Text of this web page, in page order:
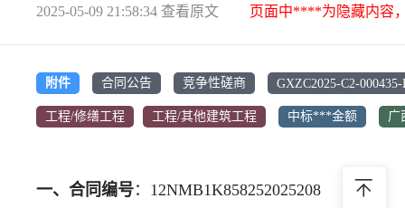
2025-05-09 21:58:34 查看原文 页面中****为隐藏内容
附件 合同公告 竞争性磋商 GXZC2025-C2-
工程/修缮工程 工程/其他建筑工程 中标***金额 广
一、合同编号： 12NMB1K858252025208